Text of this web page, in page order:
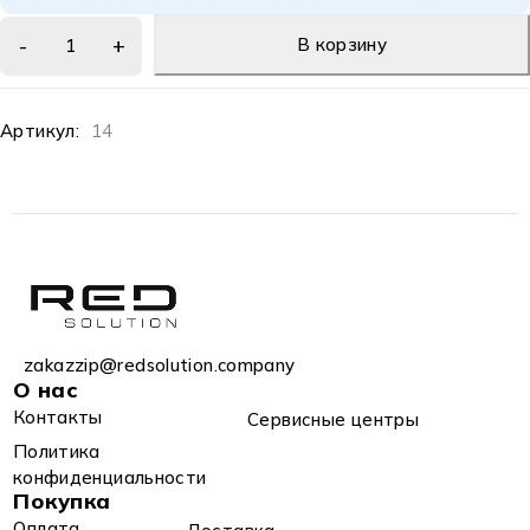
В корзину
Артикул: 14
zakazzip@redsolution.company
О нас
Контакты
Сервисные центры
Политика
конфиденциальности
Покупка